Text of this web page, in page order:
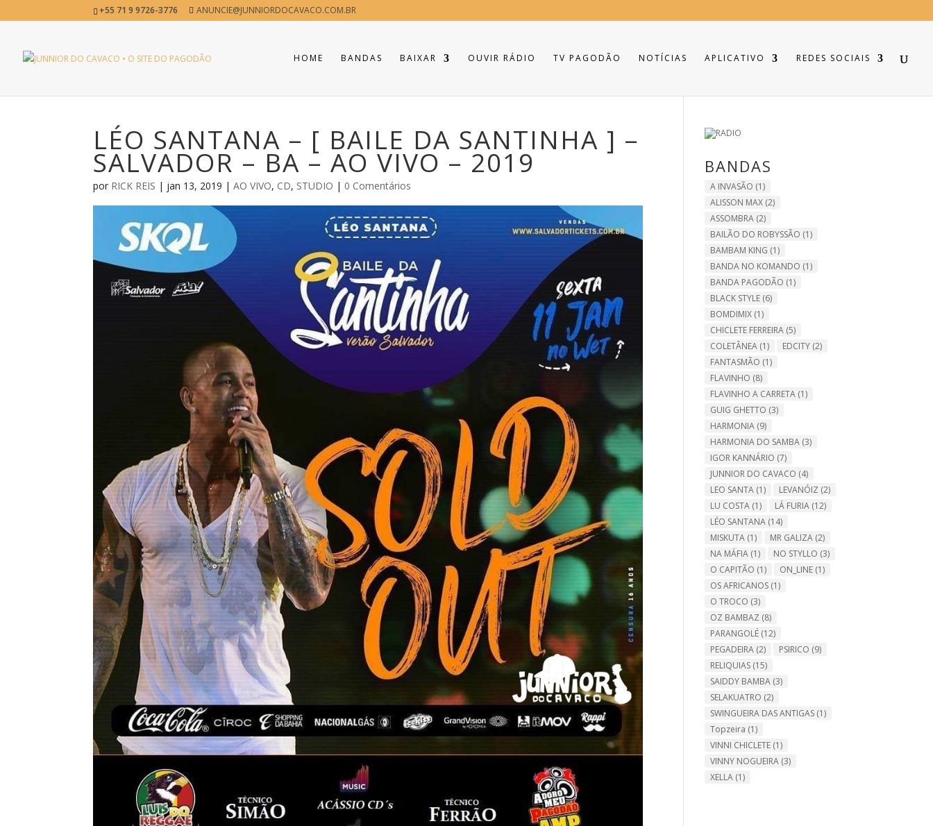
+55 71 9 9726-3776 ANUNCIE@JUNNIORDOCAVACO.COM.BR
HOME BANDAS BAIXAR OUVIR RÁDIO TV PAGODÃO NOTÍCIAS APLICATIVO REDES SOCIAIS
LÉO SANTANA – [ BAILE DA SANTINHA ] –
SALVADOR – BA – AO VIVO – 2019
por RICK REIS | jan 13, 2019 |AO VIVO, CD, STUDIO | 0 Comentários
BANDAS
A INVASÃO (1)
ALISSON MAX (2)
ASSOMBRA (2)
BAILÃO DO ROBYSSÃO (1)
BAMBAM KING (1)
BANDA NO KOMANDO (1)
BANDA PAGODÃO (1)
BLACK STYLE (6)
BOMDIMIX (1)
CHICLETE FERREIRA (5)
COLETÂNEA (1) EDCITY (2)
FANTASMÃO (1)
FLAVINHO (8)
FLAVINHO A CARRETA (1)
GUIG GHETTO (3)
HARMONIA (9)
HARMONIA DO SAMBA (3)
IGOR KANNÁRIO (7)
JUNNIOR DO CAVACO (4)
LEO SANTA (1) LEVANÓIZ (2)
LU COSTA (1) LÁ FURIA (12)
LÉO SANTANA (14)
MISKUTA (1) MR GALIZA (2)
NA MÁFIA (1) NO STYLLO (3)
O CAPITÃO (1) ON_LINE (1)
OS AFRICANOS (1)
O TROCO (3)
OZ BAMBAZ (8)
PARANGOLÉ (12)
PEGADEIRA (2) PSIRICO (9)
RELIQUIAS (15)
SAIDDY BAMBA (3)
SELAKUATRO (2)
SWINGUEIRA DAS ANTIGAS (1)
Topzeira (1)
VINNI CHICLETE (1)
VINNY NOGUEIRA (3)
XELLA (1)